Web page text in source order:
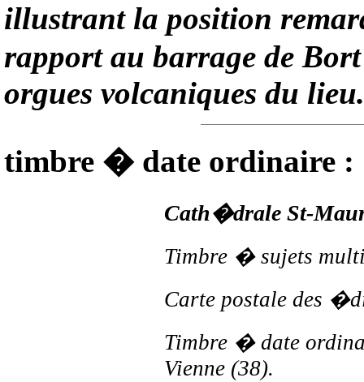
illustrant la position
rapport au barrage de
orgues volcaniques du lieu.
timbre � date ordinaire :
Cath�drale St-
Timbre � sujets
Carte postale des
Timbre � date
Vienne (38).